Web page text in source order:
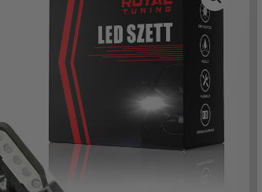
segítünk, hogy hamar kézhez